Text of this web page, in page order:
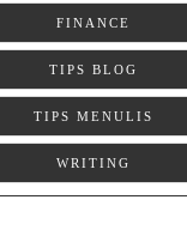
FINANCE
TIPS BLOG
TIPS MENULIS
WRITING